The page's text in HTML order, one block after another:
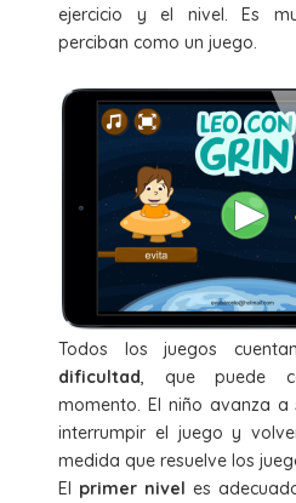
ejercicio y el nivel. Es
perciban como un juego.
Todos los juegos
dificultad, que puede
momento. El niño avanza
interrumpir el juego y
medida que resuelve los
El primer nivel es